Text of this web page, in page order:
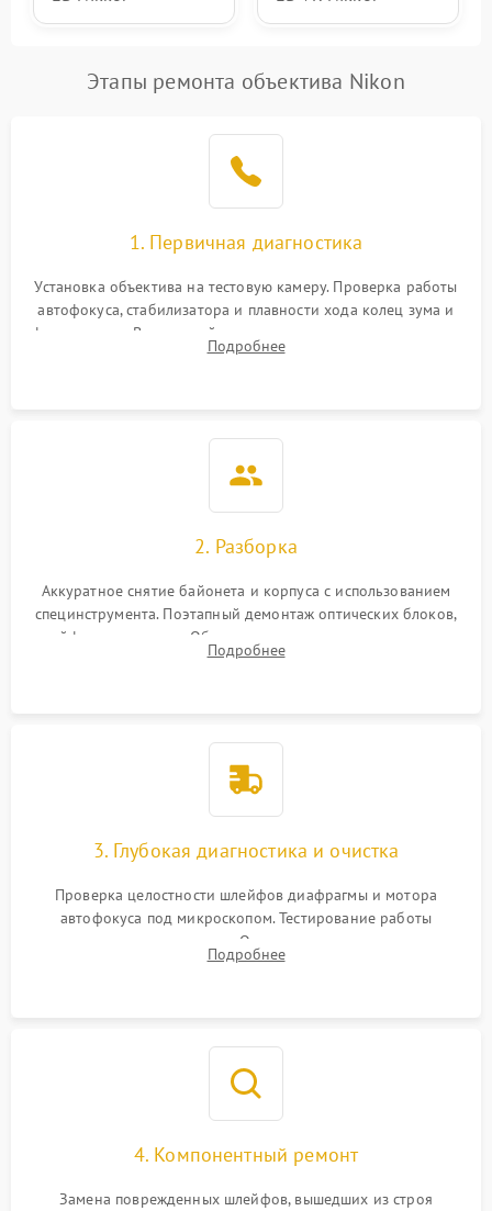
Этапы ремонта объектива Nikon
1. Первичная диагностика
Установка объектива на тестовую камеру. Проверка работы
автофокуса, стабилизатора и плавности хода колец зума и
фокусировки. Визуальный осмотр линз на наличие царапин,
грибка, пыли и оценка состояния контактов байонета.
Подробнее
2. Разборка
Аккуратное снятие байонета и корпуса с использованием
специнструмента. Поэтапный демонтаж оптических блоков,
шлейфов и приводов. Обязательная маркировка положения
линзовых групп для сохранения заводской центровки при
Подробнее
3. Глубокая диагностика и очистка
Проверка целостности шлейфов диафрагмы и мотора
автофокуса под микроскопом. Тестирование работы
электромагнитного привода. Очистка оптических элементов
от пыли, следов влаги и грибка спецрастворами без
Подробнее
4. Компонентный ремонт
Замена поврежденных шлейфов, вышедших из строя